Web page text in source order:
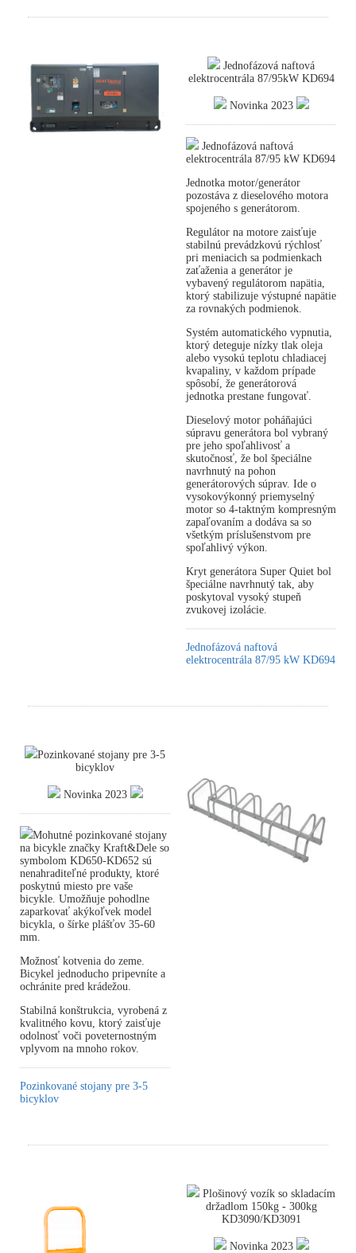
Jednofázová naftová
elektrocentrála 87/95kW KD694
Novinka 2023
Jednofázová naftová
elektrocentrála 87/95 kW KD694
Jednotka motor/generátor
pozostáva z dieselového motora
spojeného s generátorom.
Regulátor na motore zaisťuje
stabilnú prevádzkovú rýchlosť
pri meniacich sa podmienkach
zaťaženia a generátor je
vybavený regulátorom napätia,
ktorý stabilizuje výstupné napätie
za rovnakých podmienok.
Systém automatického vypnutia,
ktorý deteguje nízky tlak oleja
alebo vysokú teplotu chladiacej
kvapaliny, v každom prípade
spôsobí, že generátorová
jednotka prestane fungovať.
Dieselový motor poháňajúci
súpravu generátora bol vybraný
pre jeho spoľahlivosť a
skutočnosť, že bol špeciálne
navrhnutý na pohon
generátorových súprav. Ide o
vysokovýkonný priemyselný
motor so 4-taktným kompresným
zapaľovaním a dodáva sa so
všetkým príslušenstvom pre
spoľahlivý výkon.
Kryt generátora Super Quiet bol
špeciálne navrhnutý tak, aby
poskytoval vysoký stupeň
zvukovej izolácie.
Jednofázová naftová
elektrocentrála 87/95 kW KD694
Pozinkované stojany pre 3-5
bicyklov
Novinka 2023
Mohutné pozinkované stojany
na bicykle značky Kraft&Dele so
symbolom KD650-KD652 sú
nenahraditeľné produkty, ktoré
poskytnú miesto pre vaše
bicykle. Umožňuje pohodlne
zaparkovať akýkoľvek model
bicykla, o šírke plášťov 35-60
mm.
Možnosť kotvenia do zeme.
Bicykel jednoducho pripevníte a
ochránite pred krádežou.
Stabilná konštrukcia, vyrobená z
kvalitného kovu, ktorý zaisťuje
odolnosť voči poveternostným
vplyvom na mnoho rokov.
Pozinkované stojany pre 3-5
bicyklov
Plošinový vozík so skladacím
držadlom 150kg - 300kg
KD3090/KD3091
Novinka 2023